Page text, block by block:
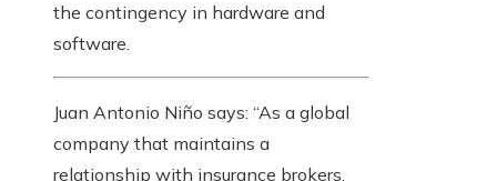
the contingency in hardware and
software.
Juan Antonio Niño says: “As a global
company that maintains a
relationship with insurance brokers,